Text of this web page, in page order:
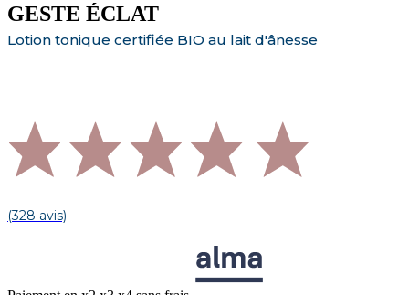
GESTE ÉCLAT
Lotion tonique certifiée BIO au lait d'ânesse
(328 avis)